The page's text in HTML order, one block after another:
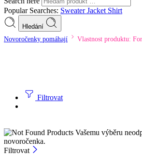
Popular Searches: SweaterJacket Shirt
Hledání
Novoročenky pomáhají Vlastnost produktu:
Filtrovat
Vašemu výběru
novoročenka.
Filtrovat